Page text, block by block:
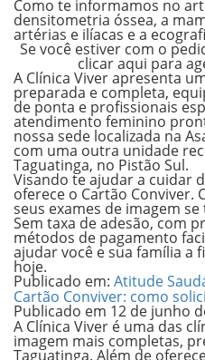
Como te informamos no
densitometria óssea, a
artérias e ilíacas e a
Se você estiver com o
clicar aqui para
A Clínica Viver apresenta
preparada e completa,
de ponta e profissionais
atendimento feminino
nossa sede localizada na
com uma outra unidade
Taguatinga, no Pistão Sul.
Visando te ajudar a cuidar
oferece o Cartão Conviver.
seus exames de imagem
Sem taxa de adesão, com
métodos de pagamento
ajudar você e sua família a
hoje.
Publicado em: Atitude
Cartão Conviver: como
Publicado em 12 de junho
A Clínica Viver é uma das
imagem mais completas,
Taguatinga. Além de